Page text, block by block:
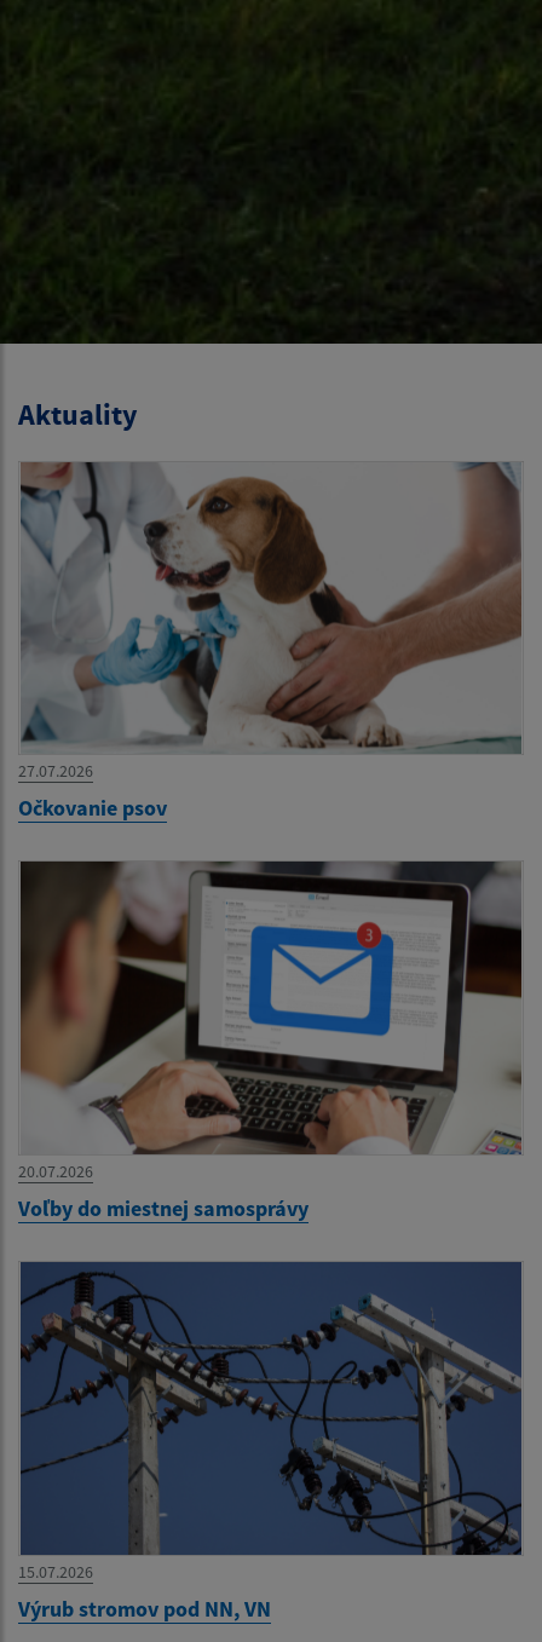
Aktuality
27.07.2026
Očkovanie psov
20.07.2026
Voľby do miestnej samosprávy
15.07.2026
Výrub stromov pod NN, VN